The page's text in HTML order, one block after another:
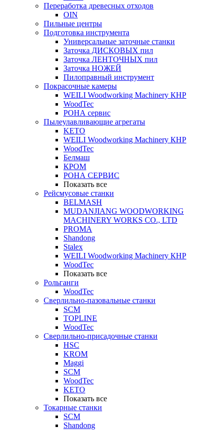
Переработка древесных отходов
OIN
Пильные центры
Подготовка инструмента
Универсальные заточные станки
Заточка ДИСКОВЫХ пил
Заточка ЛЕНТОЧНЫХ пил
Заточка НОЖЕЙ
Пилоправный инструмент
Покрасочные камеры
WEILI Woodworking Machinery КНР
WoodTec
РОНА сервис
Пылеулавливающие агрегаты
KETO
WEILI Woodworking Machinery КНР
WoodTec
Белмаш
КРОМ
РОНА СЕРВИС
Показать все
Рейсмусовые станки
BELMASH
MUDANJIANG WOODWORKING
MACHINERY WORKS CO., LTD
PROMA
Shandong
Stalex
WEILI Woodworking Machinery КНР
WoodTec
Показать все
Рольганги
WoodTec
Сверлильно-пазовальные станки
SCM
TOPLINE
WoodTec
Сверлильно-присадочные станки
HSC
KROM
Maggi
SCM
WoodTec
KETO
Показать все
Токарные станки
SCM
Shandong